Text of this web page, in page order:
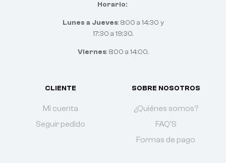
Horario:
Lunes a Jueves: 8:00 a 14:30 y
17:30 a 19:30.
Viernes: 8:00 a 14:00.
CLIENTE
Mi cuenta
Seguir pedido
SOBRE NOSOTROS
¿Quiénes somos?
FAQ'S
Formas de pago